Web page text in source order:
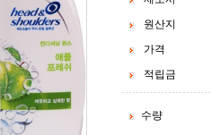
원산지
가격
적립금
수량